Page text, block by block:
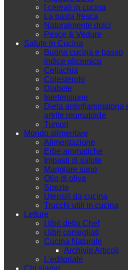
I cereali in cucina
La pasta fresca
Naturalmente dolci
Pesce & Vedure
Salute in Cucina
Buona cucina e basso
indice glicemico
Celiachia
Colesterolo
Diabete
Ipertensione
Dieta antinfiammatoria
artrite reumatoide
Tumori
Mondo alimentare
Alimentazione
Erbe aromatiche
Impasti di salute
Mangiare sano
Olio di oliva
Spezie
Utensili da cucina
Trucchi utili in cucina
Letture
I libri dello Chef
I libri consigliati
Cucina Naturale
Archivio Articoli
L'editoriale
Chi siamo